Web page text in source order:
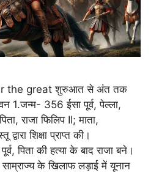
the great शुरुआत से अंत तक
1.जन्म- 356 ईसा पूर्व, पेल्ला,
राजा फिलिप II; माता,
शिक्षा प्राप्त की।
पिता की हत्या के बाद राजा बने।
के खिलाफ लड़ाई में यूनान